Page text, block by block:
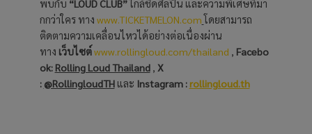
พบกับ “LOUD CLUB”ใกล้ชิดศิลปิน และความพิเศษที่มา
กกว่าใคร ทาง www.TICKETMELON.com โดยสามารถ
ติดตามความเคลื่อนไหวได้อย่างต่อเนื่องผ่าน
ทาง เว็บไซต์www.rollingloud.com/thailand , Facebo
ok: Rolling Loud Thailand, X
: @RollingloudTHและ Instagram :rollingloud.th